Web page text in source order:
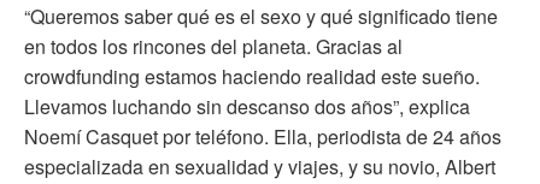
“Queremos saber qué es el sexo y qué significado tiene
en todos los rincones del planeta. Gracias al
crowdfunding estamos haciendo realidad este sueño.
Llevamos luchando sin descanso dos años”, explica
Noemí Casquet por teléfono. Ella, periodista de 24 años
especializada en sexualidad y viajes, y su novio, Albert